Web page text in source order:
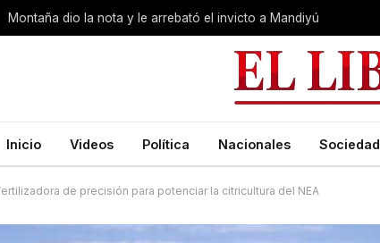
Montaña dio la nota y le arrebató el invicto a Mandiyú
Inicio Videos Política Nacionales Sociedad
de precisión para potenciar la citricultura del NEA